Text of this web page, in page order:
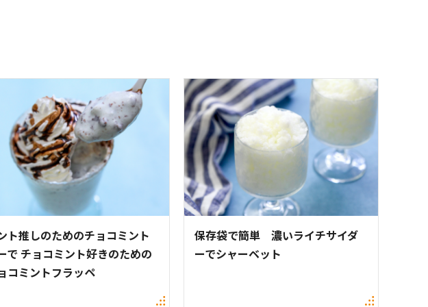
ト推しのためのチョコミント
で チョコミント好きのための
コミントフラッペ
保存袋で簡単 濃いライチサイダ
ーでシャーベット